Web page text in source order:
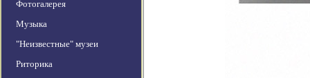
Фотогалерея
Музыка
"Неизвестные" музеи
Риторика